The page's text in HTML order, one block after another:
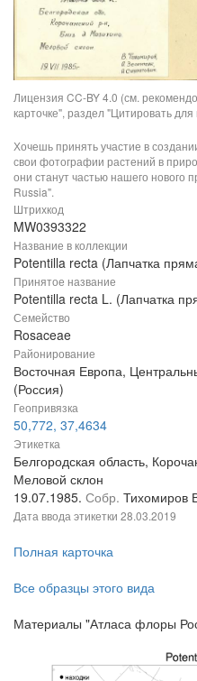
Лицензия CC-BY 4.0 (см.
карточке", раздел "Цитировать для
Хочешь принять участие в
свои фотографии растений в
они станут частью нашего нового
Russia".
Штрихкод
MW0393322
Название в коллекции
Potentilla recta (Лапчатка
Принятое название
Potentilla recta L. (Лапчатка
Семейство
Rosaceae
Районирование
Восточная Европа,
(Россия)
Геопривязка
50,772, 37,4634
Этикетка
Белгородская область,
Меловой склон
19.07.1985. Собр. Тихомиров
Дата ввода этикетки 28.03.2019
Полная карточка
Все образцы этого вида
Материалы "Атласа флоры